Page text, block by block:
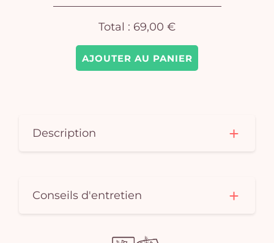
AJOUTER AU PANIER
Total : 69,00 €
Description
Conseils d'entretien